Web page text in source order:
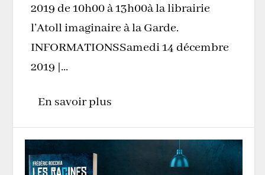
2019 de 10h00 à 13h00à la librairie
l’Atoll imaginaire à la Garde.
INFORMATIONSSamedi 14 décembre
2019 |...
En savoir plus